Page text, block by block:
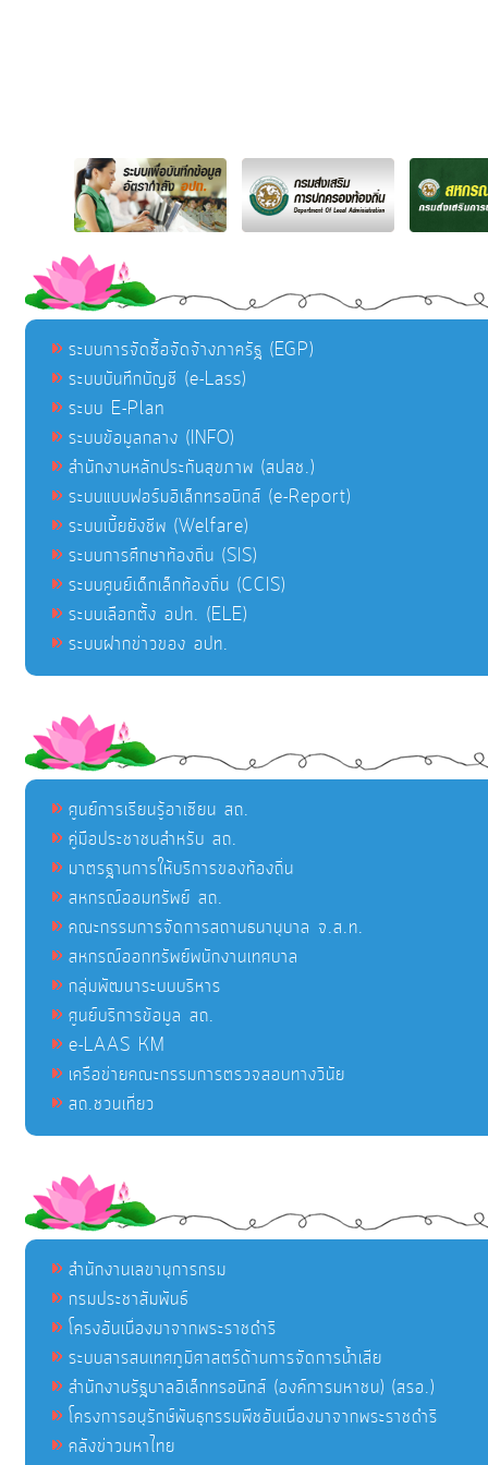
ระบบการจัดซื้อจัดจ้างภาครัฐ (EGP)
ระบบบันทึกบัญชี (e-Lass)
ระบบ E-Plan
ระบบข้อมูลกลาง (INFO)
สำนักงานหลักประกันสุขภาพ (สปสช.)
ระบบแบบฟอร์มอิเล็กทรอนิกส์ (e-Report)
ระบบเบี้ยยังชีพ (Welfare)
ระบบการศึกษาท้องถิ่น (SIS)
ระบบศูนย์เด็กเล็กท้องถิ่น (CCIS)
ระบบเลือกตั้ง อปท. (ELE)
ระบบฝากข่าวของ อปท.
ศูนย์การเรียนรู้อาเซียน สถ.
คู่มือประชาชนสำหรับ สถ.
มาตรฐานการให้บริการของท้องถิ่น
สหกรณ์ออมทรัพย์ สถ.
คณะกรรมการจัดการสถานธนานุบาล จ.ส.ท.
สหกรณ์ออกทรัพย์พนักงานเทศบาล
กลุ่มพัฒนาระบบบริหาร
ศูนย์บริการข้อมูล สถ.
e-LAAS KM
เครือข่ายคณะกรรมการตรวจสอบทางวินัย
สถ.ชวนเที่ยว
สำนักงานเลขานุการกรม
กรมประชาสัมพันธ์
โครงอันเนื่องมาจากพระราชดำริ
ระบบสารสนเทศภูมิศาสตร์ด้านการจัดการน้ำเสีย
สำนักงานรัฐบาลอิเล็กทรอนิกส์ (องค์การมหาชน) (สรอ.)
โครงการอนุรักษ์พันธุกรรมพืชอันเนื่องมาจากพระราชดำริ
คลังข่าวมหาไทย